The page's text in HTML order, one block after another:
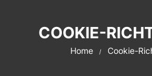
COOKIE-
Home Cookie-